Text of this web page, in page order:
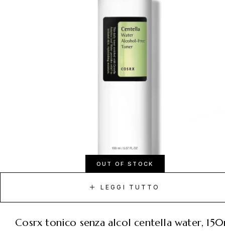
OUT OF STOCK
LEGGI TUTTO
cosrx tonico senza alcol centella water,